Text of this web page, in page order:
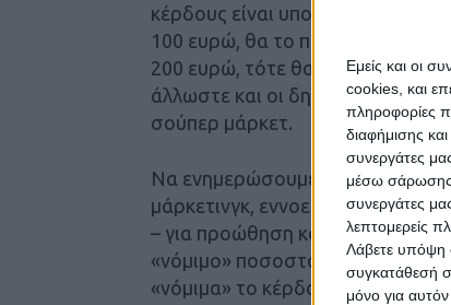
Εμείς και οι
cookies, και
πληροφορίες
διαφήμισης
συνεργάτες
μέσω σάρωσης
συνεργάτες
λεπτομερείς
Λάβετε υπόψη
συγκατάθεσή
μόνο για
κέρδους είναι υποτίθεται 20-
100 ευρώ, θα το πουλήσει 120-
200 ευρώ, τότε θα το πουλήσει
άλλωστε και οι δηλώσεις για
σούπερ μάρκετ.
Να ενημερώσουμε επίσης ότι
μάρκετινγκ, εννοεί τη χρέωση
– για προώθηση και προβολή
«νόμιμο» ποσοστό κέρδους,
«νόμιμα» το κέρδος τους στο 45-